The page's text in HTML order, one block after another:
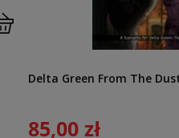
Delta Green From The
85,00 zł